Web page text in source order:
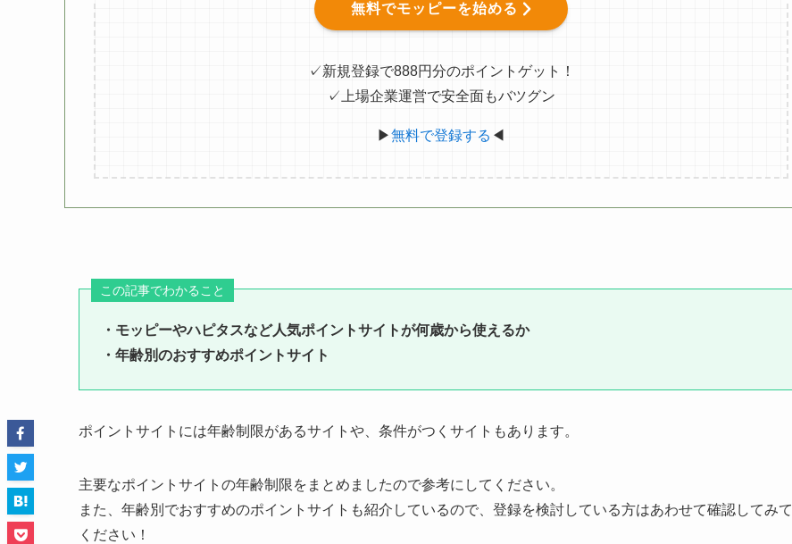
無料でモッピーを始める
✓新規登録で888円分のポイントゲット！
✓上場企業運営で安全面もバツグン
▶無料で登録する ◀
この記事でわかること
・モッピーやハピタスなど人気ポイントサイトが何歳から使えるか
・年齢別のおすすめポイントサイト
ポイントサイトには年齢制限があるサイトや、条件がつくサイトもあります。
主要なポイントサイトの年齢制限をまとめましたので参考にしてください。
また、年齢別でおすすめのポイントサイトも紹介しているので、登録を検討している方はあわせて確認してみて
ください！